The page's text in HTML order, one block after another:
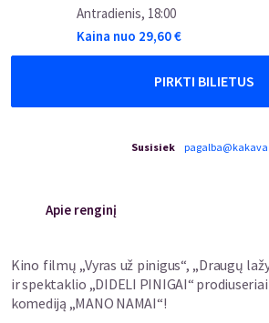
Antradienis, 18:00
Kaina nuo 29,60€
PIRKTI BILIETUS
Susisiek
Apie renginį
Kino filmų „Vyras už pinigus“, „Draugų
ir spektaklio „DIDELI PINIGAI“
komediją „MANO NAMAI“!